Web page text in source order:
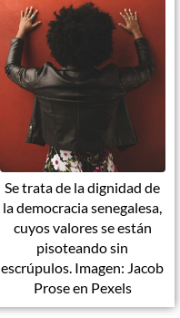
Se trata de la dignidad de
la democracia senegalesa,
cuyos valores se están
pisoteando sin
escrúpulos. Imagen: Jacob
Prose en Pexels